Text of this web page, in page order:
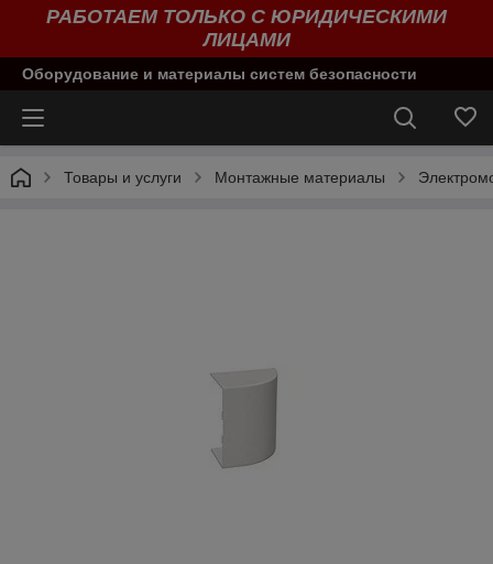
РАБОТАЕМ ТОЛЬКО С ЮРИДИЧЕСКИМИ
ЛИЦАМИ
Оборудование и материалы систем безопасности
Товары и услуги Монтажные материалы